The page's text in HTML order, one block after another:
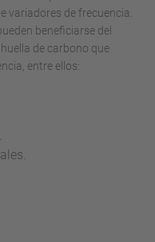
variadores de frecuencia.
beneficiarse del
de carbono que
entre ellos: